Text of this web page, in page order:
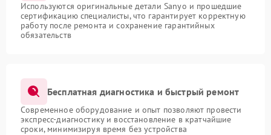
Используются оригинальные детали Sanyo и прошедшие
сертификацию специалисты, что гарантирует корректную
работу после ремонта и сохранение гарантийных
обязательств
Бесплатная диагностика и быстрый ремонт
Современное оборудование и опыт позволяют провести
экспресс-диагностику и восстановление в кратчайшие
сроки, минимизируя время без устройства